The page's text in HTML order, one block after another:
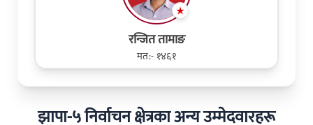
रन्जित तामाङ
मत:- १४६१
झापा-५ निर्वाचन क्षेत्रका अन्य उम्मेदवारहरू